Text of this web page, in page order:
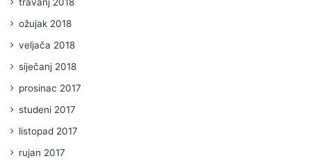
travanj 2018
ožujak 2018
veljača 2018
siječanj 2018
prosinac 2017
studeni 2017
listopad 2017
rujan 2017